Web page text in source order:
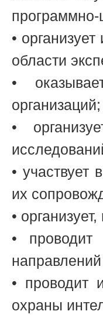
•
области
•
организаций;
•
•
их
•
• проводит
• проводит
охраны